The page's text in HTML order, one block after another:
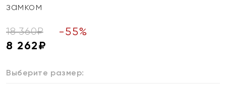
замком
18 360₽ -55%
8 262₽
Выберите размер: